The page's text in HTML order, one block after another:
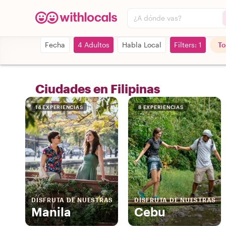
¿A dónde vas?
Fecha 4 Adultos Habla Local Filters: 1
Ciudades en Filipinas
14 EXPERIENCIAS
DISFRUTA DE NUESTRAS
Manila
8 EXPERIENCIAS
DISFRUTA DE NUESTRAS
Cebu